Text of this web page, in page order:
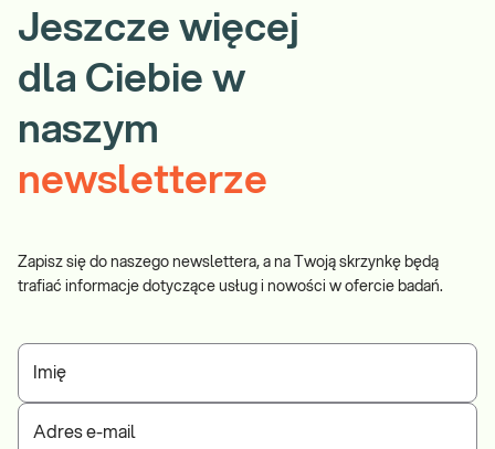
Jeszcze więcej
dla Ciebie w
naszym
newsletterze
Zapisz się do naszego newslettera, a na Twoją skrzynkę będą
trafiać informacje dotyczące usług i nowości w ofercie badań.
Imię
Adres e-mail